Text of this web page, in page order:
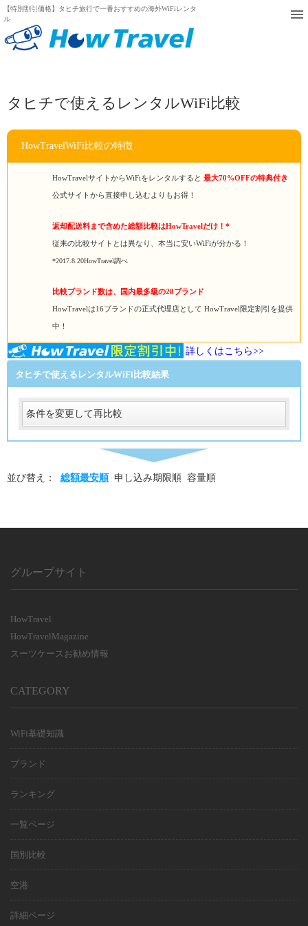
【特別割引価格】タヒチ旅行で一番おすすめの海外WiFiレンタ
ル
タヒチで使えるレンタルWiFi比較
HowTravelWiFi比較の特徴
HowTravelサイトからWiFiをレンタルすると 最大70%OFFの特典付き
公式サイトから直接申し込むよりもお得！
返却配送料まで含めた総額比較はHowTravelだけ！*
従来の比較サイトとは異なり、本当に安いWiFiが分かる！
*2017.8.20HowTravel調べ
比較ブランド数は、国内最多級の28ブランド
HowTravelは16ブランドの正式代理店として HowTravel限定割引を提供
中！
詳しくはこちら>>
タヒチで使えるレンタルWiFi比較結果
条件を変更して再比較
受取場所
必須
利用日数
利用日数
並び替え： 総額最安順 申し込み期限順 容量順
グループサイト
HowTravel
HowTravelMagazine
スーツケースお勧め情報
CATEGORY
WiFi基礎知識
ブランド
ランキング
一覧ページ
国別比較
空港
詳細ページ